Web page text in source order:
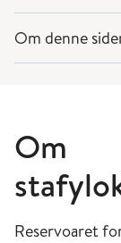
Om denne
Om
Reservoaret